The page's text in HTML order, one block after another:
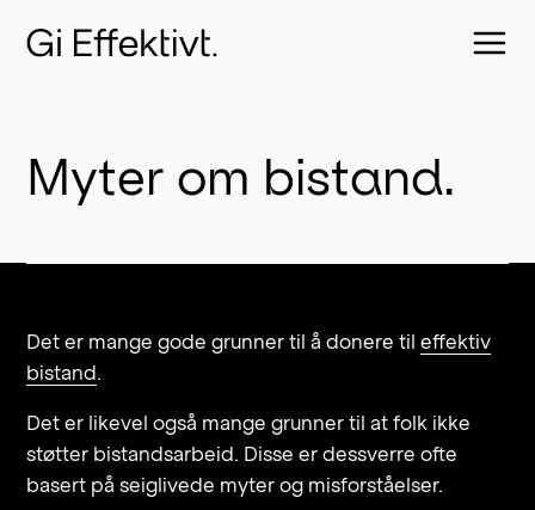
Myter om bistand.
Det er mange gode grunner til å donere tileffektiv
bistand.
Det er likevel også mange grunner til at folk ikke
støtter bistandsarbeid. Disse er dessverre ofte
basert på seiglivede myter og misforståelser.